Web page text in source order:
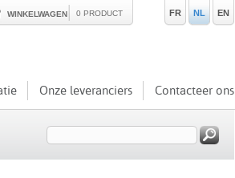
Onze leveranciers Contacteer ons
WINKELWAGEN 0 PRODUCT FR NL EN